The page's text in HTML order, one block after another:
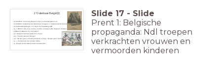
2 ‘O dierbaar België’(2)
4/10/1830: Voorlopig Bewind roept onafhankelijkheid uit.
3/11/1830: Verkiezing voor Nationaal Congres => opstand wordt revolutie
Onafhankelijk België is in strijd met beslissing CvW!
=> Willem I kon hulp andere landen inroepen (GB, Rusland, Pruisen)
Waarom kwamen zij niet tussen?
1. Rusland last met opstand in Polen
2. Fransen steunen Belgen
3. GB wou geen nieuwe Europese oorlog + België geen bedreiging
=> Conferentie van Londen (1831)
- België wordt erkend onder voorwaarden:
Slide 17 - Slide
Prent 1: Belgische
propaganda: Ndl troepen
verkrachten vrouwen en
vermoorden kinderen